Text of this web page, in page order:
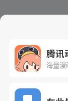
腾讯
海量